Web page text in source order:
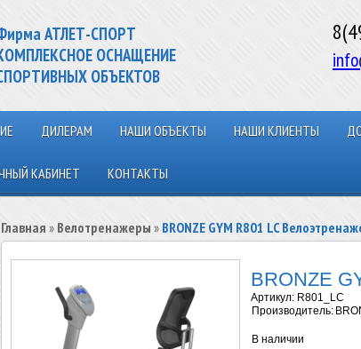
АТЛЕТ-СПОРТ
ОСНАЩЕНИЕ
ОБЪЕКТОВ
ДИЛЕРАМ НАШИ ОБЪЕКТЫ НАШИ КЛИЕНТЫ
КАБИНЕТ КОНТАКТЫ
Главная » Велотренажеры » BRONZE GYM R801 LC
BRONZE
Артикул: R801_LC
Производитель:
В наличии